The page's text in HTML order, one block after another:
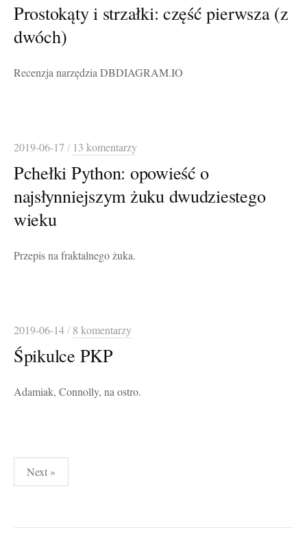
Prostokąty i strzałki: część pierwsza (z
dwóch)
Recenzja narzędzia DBDIAGRAM.IO
2019-06-17 / 13 komentarzy
Pchełki Python: opowieść o
najsłynniejszym żuku dwudziestego
wieku
Przepis na fraktalnego żuka.
2019-06-14/ 8 komentarzy
Śpikulce PKP
Adamiak, Connolly, na ostro.
Stronicowanie
wpisów
Next »